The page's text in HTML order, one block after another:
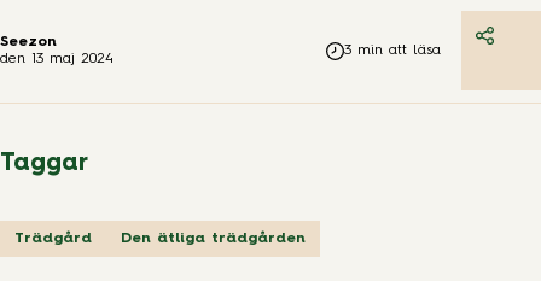
Seezon
den 13 maj 2024
3 min att läsa
Taggar
Trädgård Den ätliga trädgården